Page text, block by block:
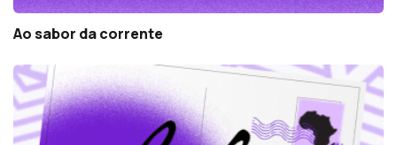
Ao sabor da corrente